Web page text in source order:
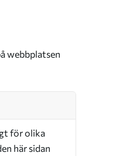
webbplatsen
för olika
här sidan